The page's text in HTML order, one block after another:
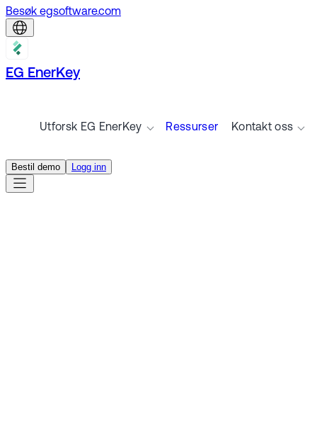
Besøk egsoftware.com
EG EnerKey
Utforsk EG EnerKey Ressurser Kontakt oss
Bestil demo Logg inn